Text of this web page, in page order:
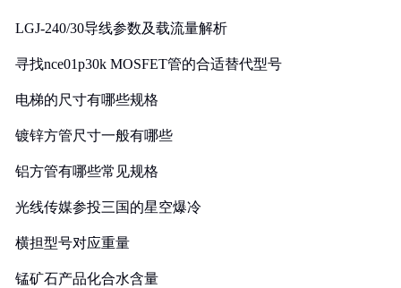
LGJ-240/30导线参数及载流量解析
寻找nce01p30k MOSFET管的合适替代型号
电梯的尺寸有哪些规格
镀锌方管尺寸一般有哪些
铝方管有哪些常见规格
光线传媒参投三国的星空爆冷
横担型号对应重量
锰矿石产品化合水含量